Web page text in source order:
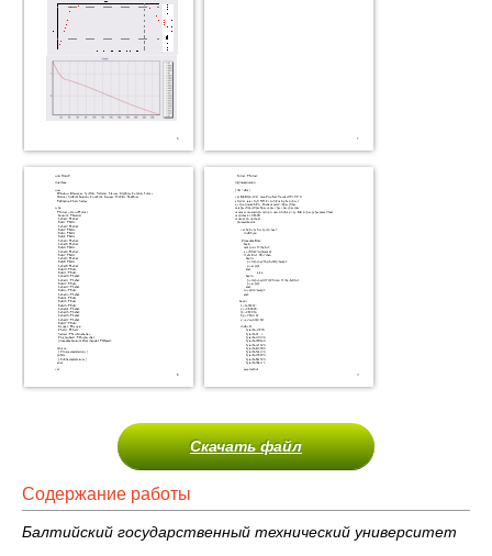
Скачать файл
Содержание работы
Балтийский государственный технический университет